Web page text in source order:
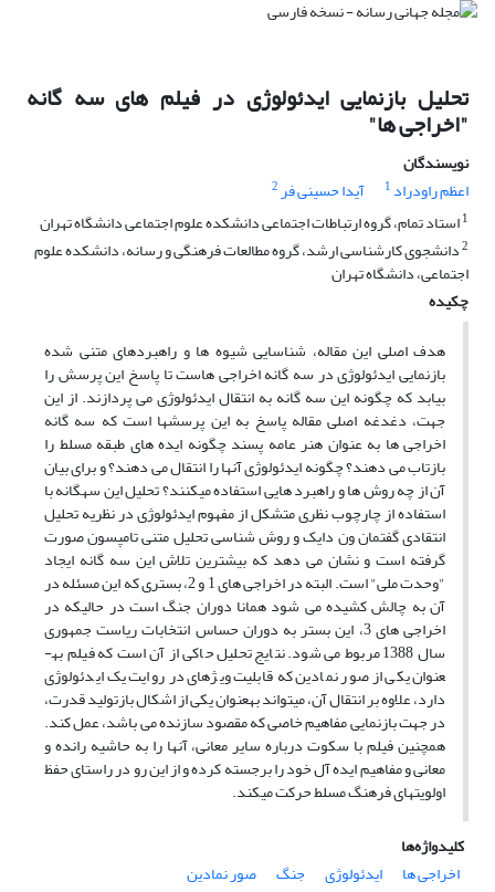
تحلیل بازنمایی ایدئولوژی در فیلم های سه گانه
"اخراجی ها"
نویسندگان
اعظم راودراد 1 آیدا حسینی فر2
1استاد تمام، گروه ارتباطات اجتماعی دانشکده علوم اجتماعی دانشگاه تهران
2دانشجوی کارشناسی ارشد، گروه مطالعات فرهنگی و رسانه، دانشکده علوم
اجتماعی، دانشگاه تهران
چکیده
هدف اصلی این مقاله، شناسایی شیوه ها و راهبردهای متنی شده
بازنمایی ایدئولوژی در سه گانه اخراجی هاست تا پاسخ این پرسش را
بیابد که چگونه این سه گانه به انتقال ایدئولوژی می پردازند. از این
جهت، دغدغه اصلی مقاله پاسخ به این پرسشها است که سه گانه
اخراجی ها به عنوان هنر عامه پسند چگونه ایده های طبقه مسلط را
بازتاب می دهند؟ چگونه ایدئولوژی آنها را انتقال می دهند؟ و برای بیان
آن از چه روش ها و راهبرد هایی استفاده می­کنند؟ تحلیل این سه­گانه با
استفاده از چارچوب نظری متشکل از مفهوم ایدئولوژی در نظریه تحلیل
انتقادی گفتمان ون دایک و روش شناسی تحلیل متنی تامپسون صورت
گرفته است و نشان می دهد که بیشترین تلاش این سه گانه ایجاد
"وحدت ملی" است. البته در اخراجی های 1 و 2، بستری که این مسئله در
آن به چالش کشیده می شود همانا دوران جنگ است در حالیکه در
اخراجی های 3، این بستر به دوران حساس انتخابات ریاست جمهوری
سال 1388 مربوط می شود. نتایج تحلیل حاکی از آن است که فیلم به­
عنوان یکی از صور نمادین که قابلیت ویژه­ای در روایت یک ایدئولوژی
دارد، علاوه بر انتقال آن، می­تواند به­عنوان یکی از اشکال بازتولید قدرت،
در جهت بازنمایی مفاهیم خاصی که مقصود سازنده می باشد، عمل کند.
همچنین فیلم با سکوت درباره سایر معانی، آنها را به حاشیه رانده و
معانی و مفاهیم ایده آل خود را برجسته کرده و از این رو در راستای حفظ
اولویت­های فرهنگ مسلط حرکت می­کند.
کلیدواژه‌ها
اخراجی ها
ایدئولوژی جنگ صور نمادین